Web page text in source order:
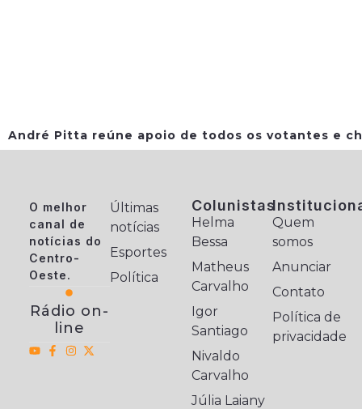
André Pitta reúne apoio de todos os votantes e
O melhor
canal de
notícias do
Centro-
Oeste.
Rádio on-
line
Últimas
notícias
Esportes
Política
Colunistas
Helma
Bessa
Matheus
Carvalho
Igor
Santiago
Nivaldo
Carvalho
Júlia Laiany
Quem
somos
Anunciar
Contato
Política de
privacidade